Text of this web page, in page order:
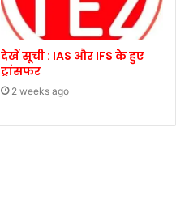
देखें सूची : IAS और IFS के हुए
ट्रांसफर
2 weeks ago